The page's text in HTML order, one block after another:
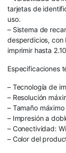
tarjetas de
uso.
– Sistema de
desperdicios, con
imprimir hasta
Especificaciones
– Tecnología de
– Resolución
– Tamaño
– Impresión a
– Conectividad:
– Color del